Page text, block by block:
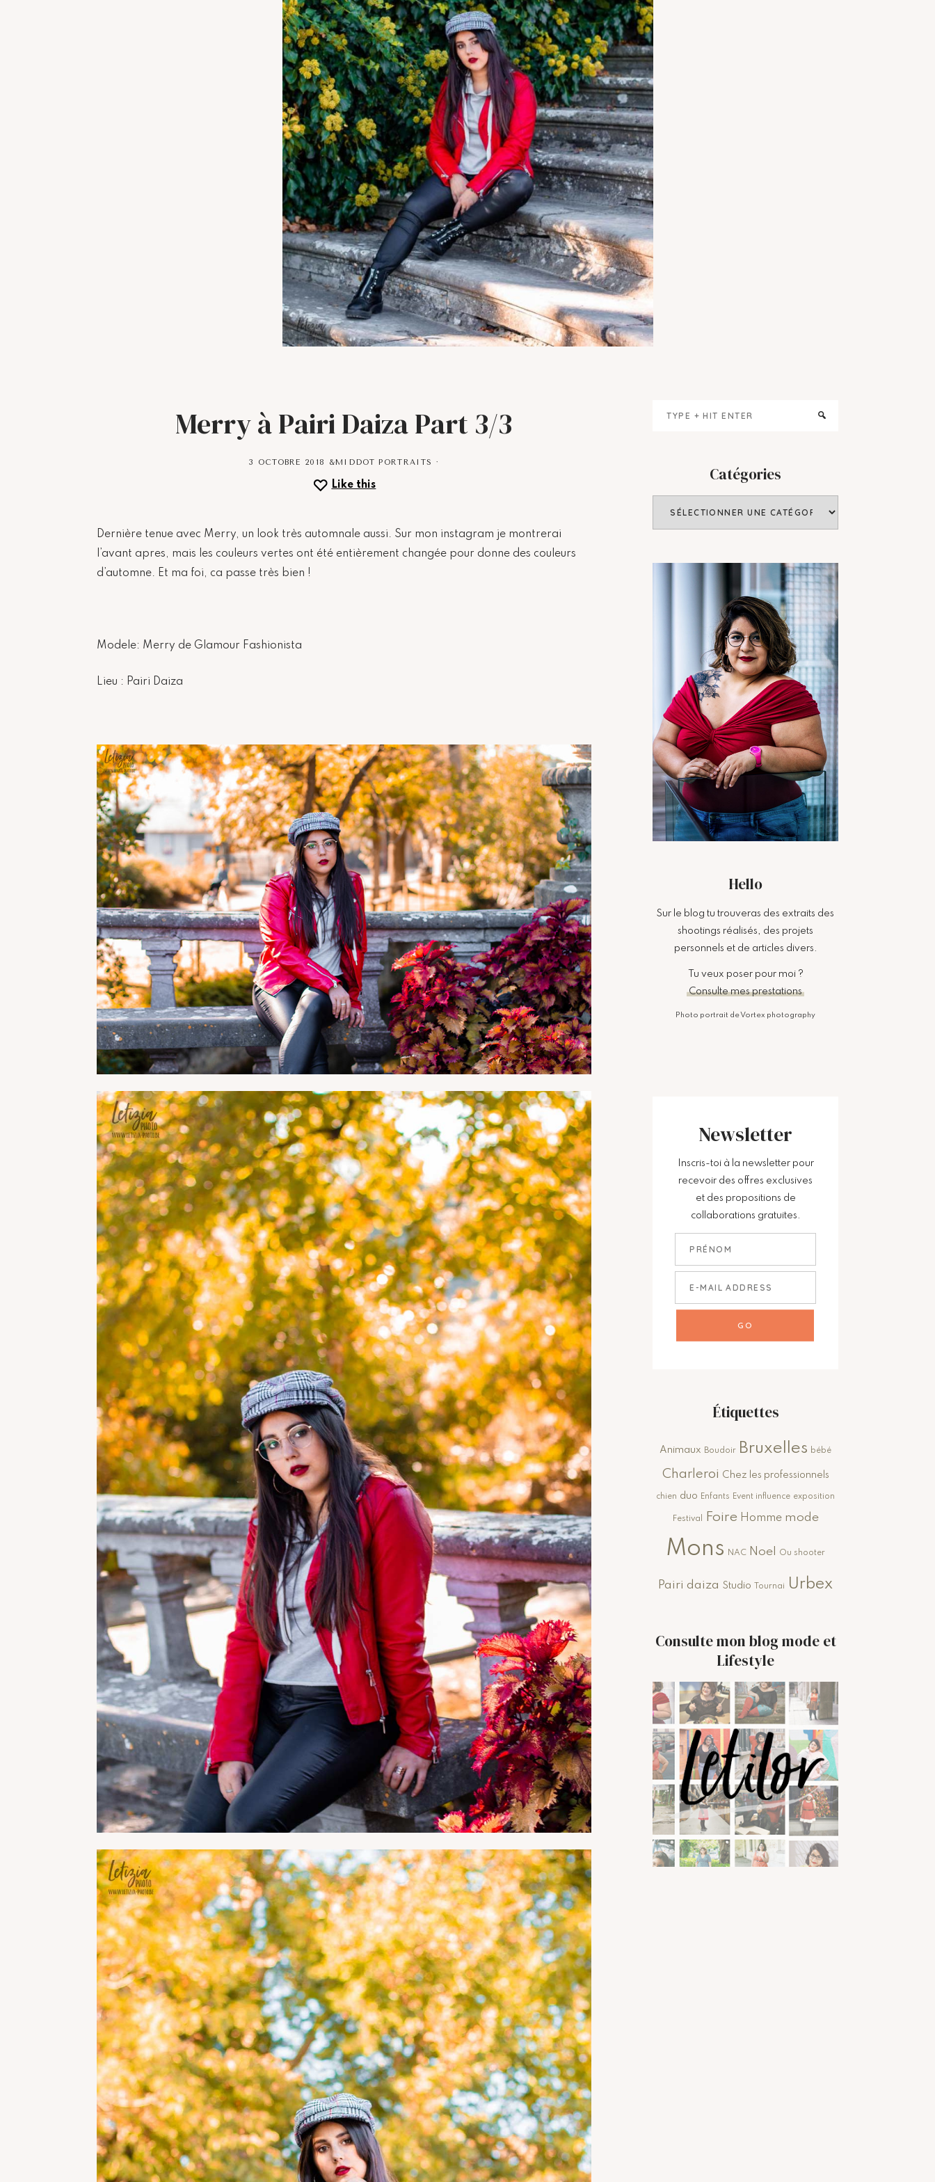
Merry à Pairi Daiza Part 3/3
3 OCTOBRE 2018 &MIDDOT PORTRAITS ·
Like this
Dernière tenue avec Merry, un look très automnale aussi. Sur mon instagram je montrerai
l’avant apres, mais les couleurs vertes ont été entièrement changée pour donne des couleurs
d’automne. Et ma foi, ca passe très bien !
Modele: Merry de Glamour Fashionista
Lieu : Pairi Daiza
Catégories
Hello
Sur le blog tu trouveras des extraits des
shootings réalisés, des projets
personnels et de articles divers.
Tu veux poser pour moi ?
Consulte mes prestations
Photo portrait de Vortex photography
Newsletter
Inscris-toi à la newsletter pour
recevoir des offres exclusives
et des propositions de
collaborations gratuites.
Étiquettes
Animaux Boudoir Bruxelles bébé
Charleroi Chez les professionnels
chien duo Enfants Event influence exposition
Festival Foire Homme mode
Mons NAC Noel Ou shooter
Pairi daiza Studio Tournai Urbex
Consulte mon blog mode et
Lifestyle